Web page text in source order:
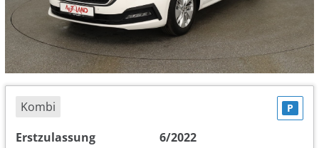
Kombi P
Erstzulassung
6/2022